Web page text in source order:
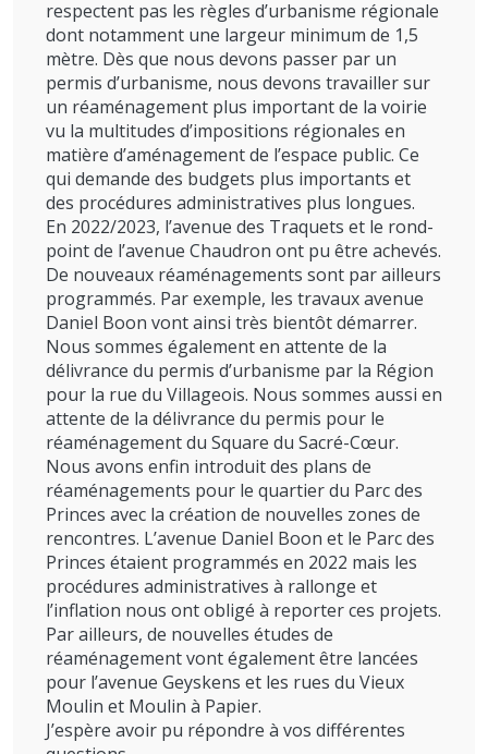
respectent pas les règles d’urbanisme régionale
dont notamment une largeur minimum de 1,5
mètre. Dès que nous devons passer par un
permis d’urbanisme, nous devons travailler sur
un réaménagement plus important de la voirie
vu la multitudes d’impositions régionales en
matière d’aménagement de l’espace public. Ce
qui demande des budgets plus importants et
des procédures administratives plus longues.
En 2022/2023, l’avenue des Traquets et le rond-
point de l’avenue Chaudron ont pu être achevés.
De nouveaux réaménagements sont par ailleurs
programmés. Par exemple, les travaux avenue
Daniel Boon vont ainsi très bientôt démarrer.
Nous sommes également en attente de la
délivrance du permis d’urbanisme par la Région
pour la rue du Villageois. Nous sommes aussi en
attente de la délivrance du permis pour le
réaménagement du Square du Sacré-Cœur.
Nous avons enfin introduit des plans de
réaménagements pour le quartier du Parc des
Princes avec la création de nouvelles zones de
rencontres. L’avenue Daniel Boon et le Parc des
Princes étaient programmés en 2022 mais les
procédures administratives à rallonge et
l’inflation nous ont obligé à reporter ces projets.
Par ailleurs, de nouvelles études de
réaménagement vont également être lancées
pour l’avenue Geyskens et les rues du Vieux
Moulin et Moulin à Papier.
J’espère avoir pu répondre à vos différentes